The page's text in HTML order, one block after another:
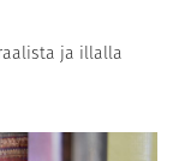
ja illalla